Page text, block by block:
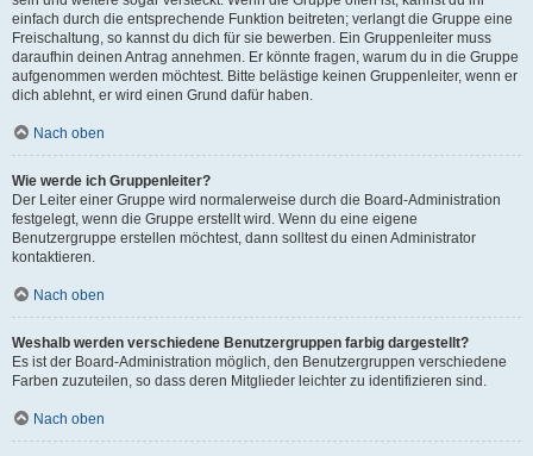
einfach durch die entsprechende Funktion beitreten; verlangt die Gruppe eine
Freischaltung, so kannst du dich für sie bewerben. Ein Gruppenleiter muss
daraufhin deinen Antrag annehmen. Er könnte fragen, warum du in die Gruppe
aufgenommen werden möchtest. Bitte belästige keinen Gruppenleiter, wenn er
dich ablehnt, er wird einen Grund dafür haben.
Nach oben
Wie werde ich Gruppenleiter?
Der Leiter einer Gruppe wird normalerweise durch die Board-Administration
festgelegt, wenn die Gruppe erstellt wird. Wenn du eine eigene
Benutzergruppe erstellen möchtest, dann solltest du einen Administrator
kontaktieren.
Nach oben
Weshalb werden verschiedene Benutzergruppen farbig dargestellt?
Es ist der Board-Administration möglich, den Benutzergruppen verschiedene
Farben zuzuteilen, so dass deren Mitglieder leichter zu identifizieren sind.
Nach oben